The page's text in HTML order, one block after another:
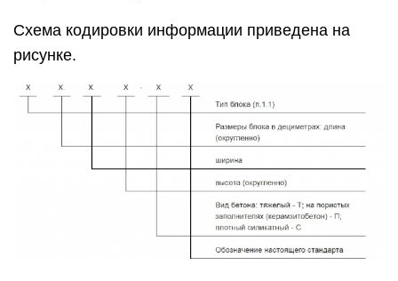
Схема кодировки информации приведена на
рисунке.